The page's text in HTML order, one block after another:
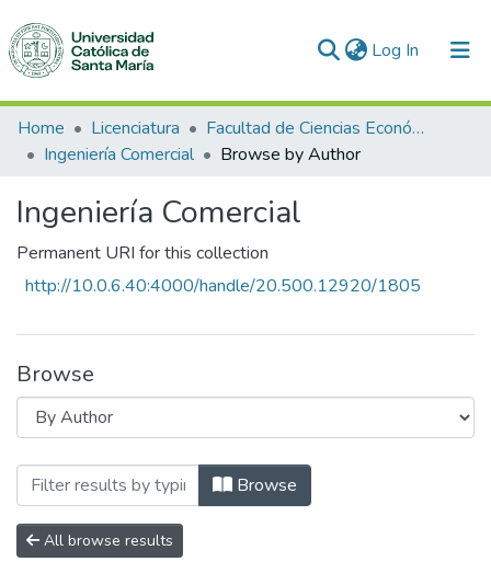
Log In (current)
Communities & Collections
All of DSpace
Home Licenciatura
Facultad de Ciencias Económico Administrativas
Ingeniería Comercial
Browse by Author
Ingeniería Comercial
Permanent URI for this collection
http://10.0.6.40:4000/handle/20.500.12920/1805
Browse
Browsing Ingeniería Comercial by
Browse
All browse results